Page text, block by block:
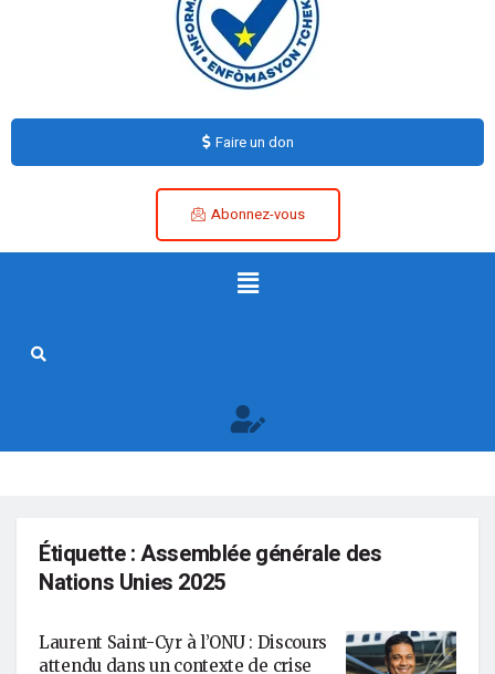
Faire un don
Abonnez-vous
Étiquette :Assemblée générale des
Nations Unies 2025
Laurent Saint-Cyr à l’ONU : Discours
attendu dans un contexte de crise